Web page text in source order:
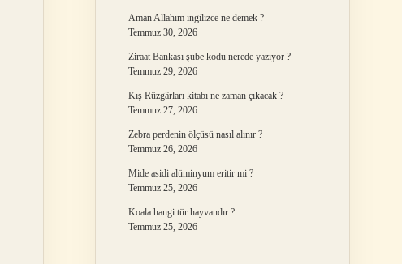
Aman Allahım ingilizce ne demek ?
Temmuz 30, 2026
Ziraat Bankası şube kodu nerede yazıyor ?
Temmuz 29, 2026
Kış Rüzgârları kitabı ne zaman çıkacak ?
Temmuz 27, 2026
Zebra perdenin ölçüsü nasıl alınır ?
Temmuz 26, 2026
Mide asidi alüminyum eritir mi ?
Temmuz 25, 2026
Koala hangi tür hayvandır ?
Temmuz 25, 2026